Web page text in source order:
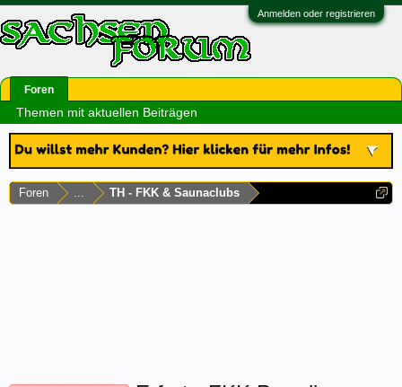
Anmelden oder registrieren
Foren ... TH - FKK & Saunaclubs
Foren
Themen mit aktuellen Beiträgen